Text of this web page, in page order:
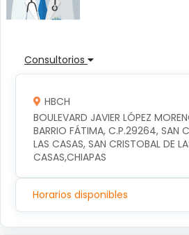
Consultorios
HBCH
BOULEVARD JAVIER LÓPEZ
BARRIO FÁTIMA, C.P.29264, SAN
LAS CASAS, SAN CRISTOBAL DE
CASAS,CHIAPAS
Horarios disponibles